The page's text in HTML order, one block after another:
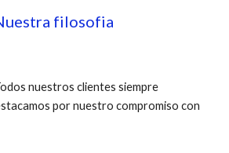
filosofia
nuestros clientes siempre
por nuestro compromiso con